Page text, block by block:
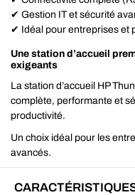
✔ Gestion IT et sécurité
✔ Idéal pour entreprises et
Une station d’accueil
exigeants
La station d’accueil HP
complète, performante et
productivité.
Un choix idéal pour les
avancés.